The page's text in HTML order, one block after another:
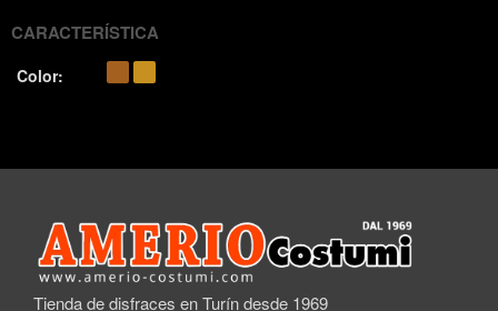
CARACTERÍSTICA
Color:
Tienda de disfraces en Turín desde 1969